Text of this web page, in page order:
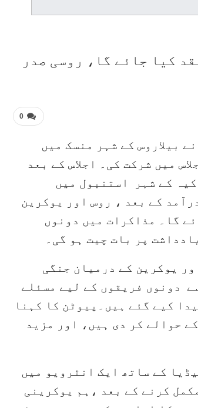
کیا جائے گا، روسی صدر
0
بیلاروس کے شہر منسک میں
میں شرکت کی۔ اجلاس کے بعد
کے شہر استنبول میں
کے بعد ، روس اور یوکرین
گا۔ مذاکرات میں دونوں
پر بات چیت ہو گی۔
یوکرین کے درمیان جنگی
دونوں فریقوں کے لیے مسئلے
کیے گئے ہیں۔پیوٹن کا کہنا
یوکرین کے حوالے کر دی ہیں، اور مزید
کے ساتھ ایک انٹرویو میں
کرنے کے بعد ،ہم یوکرینی